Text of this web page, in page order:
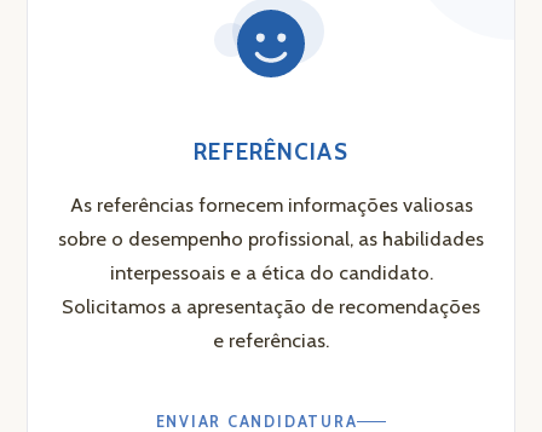
REFERÊNCIAS
As referências fornecem informações valiosas
sobre o desempenho profissional, as habilidades
interpessoais e a ética do candidato.
Solicitamos a apresentação de recomendações
e referências.
ENVIAR CANDIDATURA